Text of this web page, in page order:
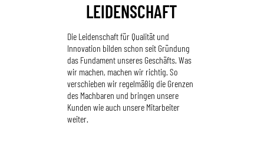
LEIDENSCHAFT
Die Leidenschaft für Qualität und
Innovation bilden schon seit Gründung
das Fundament unseres Geschäfts. Was
wir machen, machen wir richtig. So
verschieben wir regelmäßig die Grenzen
des Machbaren und bringen unsere
Kunden wie auch unsere Mitarbeiter
weiter.